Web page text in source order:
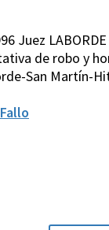
Juez LABORDE
de robo y
San Martín-